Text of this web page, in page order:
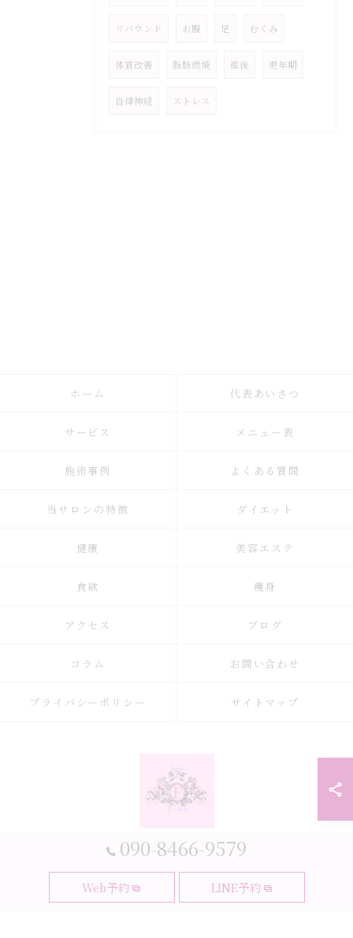
リバウンド お腹 足 むくみ
体質改善 脂肪燃焼 産後 更年期
自律神経 ストレス
090-8466-9579
Web予約 LINE予約
ホーム 代表あいさつ
サービス メニュー表
施術事例 よくある質問
当サロンの特徴 ダイエット
健康 美容エステ
食欲 痩身
アクセス ブログ
コラム お問い合わせ
プライバシーポリシー サイトマップ
© 2026 大阪府大阪市の耳つぼなら耳つぼダイエットサロンふーみん ALL
RIGHTS RESERVED.